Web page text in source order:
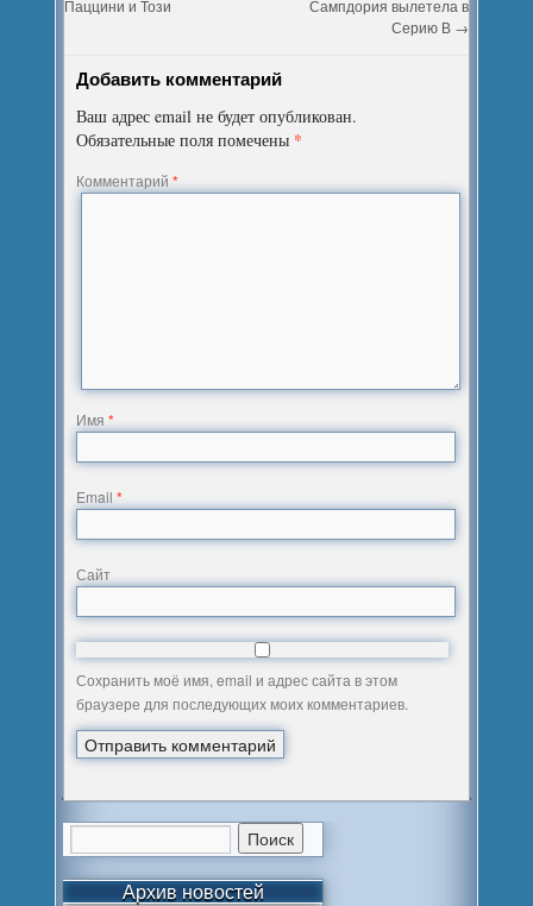
Паццини и Този
Сампдория вылетела в
Серию В →
Добавить комментарий
Ваш адрес email не будет опубликован.
Обязательные поля помечены *
Комментарий*
Имя*
Email*
Сайт
Сохранить моё имя, email и адрес сайта в этом
браузере для последующих моих комментариев.
Архив новостей